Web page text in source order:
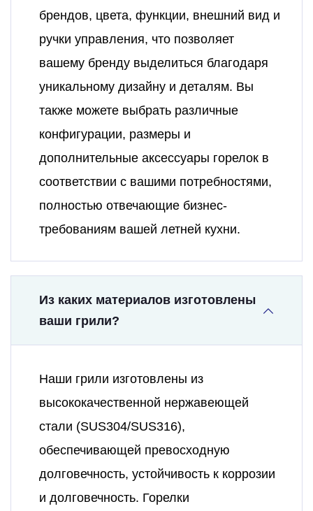
брендов, цвета, функции, внешний вид и
ручки управления, что позволяет
вашему бренду выделиться благодаря
уникальному дизайну и деталям. Вы
также можете выбрать различные
конфигурации, размеры и
дополнительные аксессуары горелок в
соответствии с вашими потребностями,
полностью отвечающие бизнес-
требованиям вашей летней кухни.
Из каких материалов изготовлены
ваши грили?
Наши грили изготовлены из
высококачественной нержавеющей
стали (SUS304/SUS316),
обеспечивающей превосходную
долговечность, устойчивость к коррозии
и долговечность. Горелки